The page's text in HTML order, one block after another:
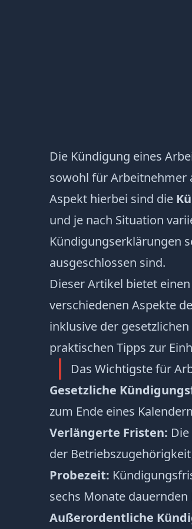
Die Kündigung eines
sowohl für Arbeitnehmer
Aspekt hierbei sind die
und je nach Situation
Kündigungserklärungen
ausgeschlossen sind.
Dieser Artikel bietet
verschiedenen Aspekte
inklusive der
praktischen Tipps zur
Das Wichtigste für
Gesetzliche
zum Ende eines
Verlängerte Fristen:
der
Probezeit:
sechs Monate dauernden
Außerordentliche